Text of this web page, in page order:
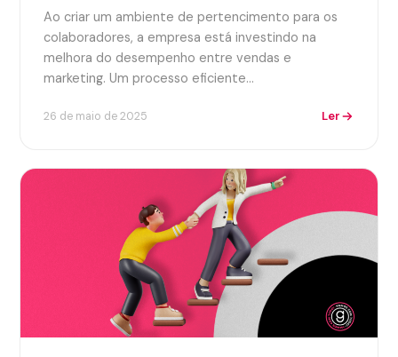
Ao criar um ambiente de pertencimento para os
colaboradores, a empresa está investindo na
melhora do desempenho entre vendas e
marketing. Um processo eficiente…
26 de maio de 2025 Ler